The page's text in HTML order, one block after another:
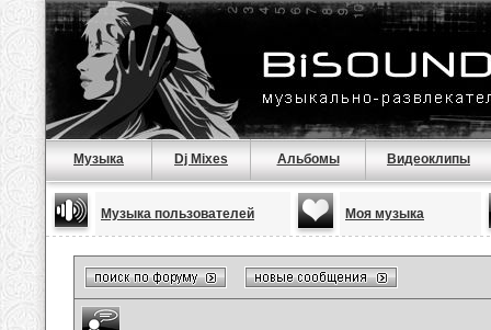
Музыка Dj Mixes Альбомы Видеоклипы
Музыка пользователей Моя музыка